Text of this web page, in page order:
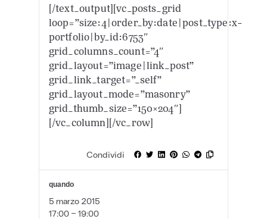
[/text_output][vc_posts_grid
loop=”size:4|order_by:date|post_type:x-
portfolio|by_id:6753″
grid_columns_count=”4″
grid_layout=”image|link_post”
grid_link_target=”_self”
grid_layout_mode=”masonry”
grid_thumb_size=”150×204″]
[/vc_column][/vc_row]
Condividi
quando
5 marzo 2015
17:00 - 19:00